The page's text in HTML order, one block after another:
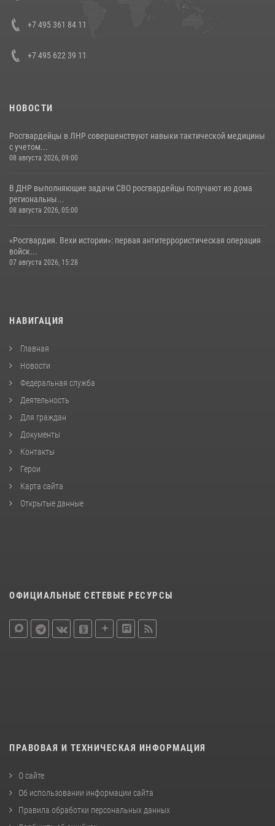
представителя Президента Российской Федерации в Северо-
Кавказском федеральном округе Виталием Кузнецовым
+7 495 361 84 11
+7 495 622 39 11
НОВОСТИ
Росгвардейцы в ЛНР совершенствуют навыки тактической медицины
с учетом...
08 августа 2026, 09:00
В ДНР выполняющие задачи СВО росгвардейцы получают из дома
региональны...
08 августа 2026, 05:00
«Росгвардия. Вехи истории»: первая антитеррористическая операция
войск...
07 августа 2026, 15:28
НАВИГАЦИЯ
Главная
Новости
Федеральная служба
Деятельность
Для граждан
Документы
Контакты
Герои
Карта сайта
Открытые данные
ОФИЦИАЛЬНЫЕ СЕТЕВЫЕ РЕСУРСЫ
ПРАВОВАЯ И ТЕХНИЧЕСКАЯ ИНФОРМАЦИЯ
О сайте
Об использовании информации сайта
Правила обработки персональных данных